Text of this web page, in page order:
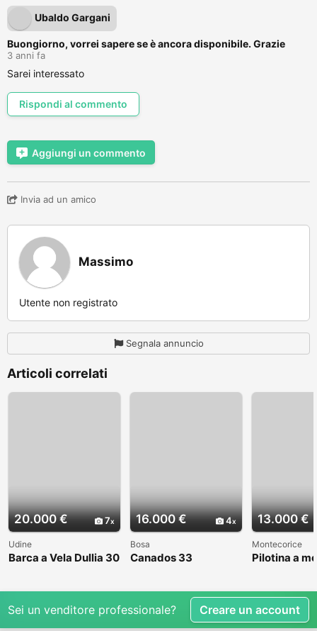
Ubaldo Gargani
Buongiorno, vorrei sapere se è ancora disponibile. Grazie
3 anni fa
Sarei interessato
Rispondi al commento
Aggiungi un commento
Invia ad un amico
Massimo
Utente non registrato
Segnala annuncio
Articoli correlati
20.000 € 7
Udine
Barca a Vela Dullia 30
16.000 € 4
Bosa
Canados 33
13.000 €
Montecorice
Pilotina a
Sei un venditore professionale? Creare un account